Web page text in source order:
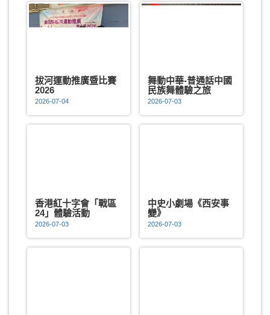
拔河運動推廣暨比賽
2026
2026-07-04
舞動中華-普通話中國
民族舞體驗之旅
2026-07-03
香港紅十字會「戰區
24」體驗活動
2026-07-03
中史小劇場《西安事
變》
2026-07-03